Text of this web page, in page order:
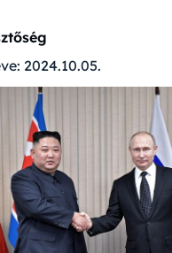
2024.10.05.